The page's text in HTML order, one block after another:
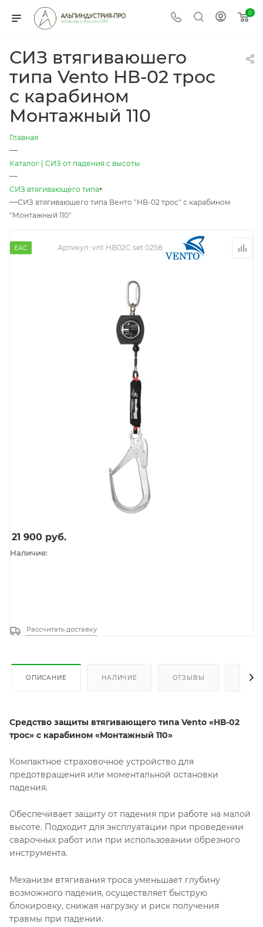
0
СИЗ втягиваюшего
типа Vento НВ-02 трос
с карабином
Монтажный 110
Главная
—
Каталог | СИЗ от падения с высоты
—
СИЗ втягивающего типа
—СИЗ втягиваюшего типа Венто "НВ-02 трос" с карабином
"Монтажный 110"
EAC Артикул: vnt HB02C set 0258
21 900 руб.
Наличие:
Рассчитать доставку
ОПИСАНИЕ НАЛИЧИЕ ОТЗЫВЫ КАК
Средство защиты втягивающего типа Vento «НВ-02
трос» с карабином «Монтажный 110»
Компактное страховочное устройство для
предотвращения или моментальной остановки
падения.
Обеспечивает защиту от падения при работе на малой
высоте. Подходит для эксплуатации при проведении
сварочных работ или при использовании обрезного
инструмента.
Механизм втягивания троса уменьшает глубину
возможного падения, осуществляет быструю
блокировку, снижая нагрузку и риск получения
травмы при падении.